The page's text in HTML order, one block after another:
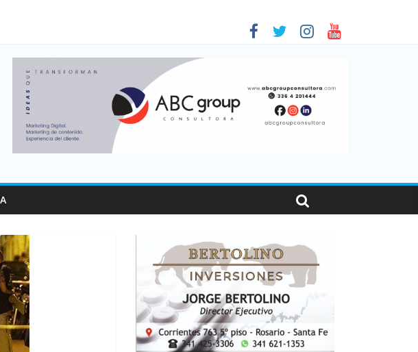
4,6 millones de personas viajaron por el país, un 5,9% más que en 2025